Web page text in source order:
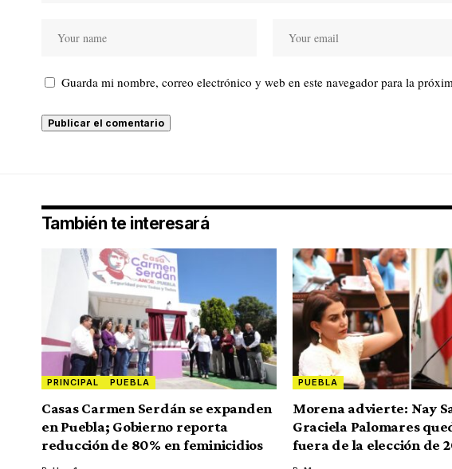
Guarda mi nombre, correo electrónico y web en este navegador para la
También te interesará
PRINCIPAL PUEBLA
Casas Carmen Serdán se expanden
en Puebla; Gobierno reporta
reducción de 80% en feminicidios
PUEBLA
Morena advierte: Nay
Graciela Palomares
fuera de la elección de